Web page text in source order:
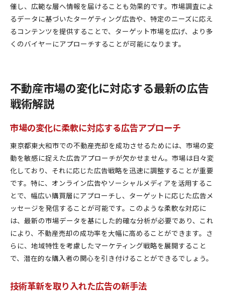
催し、広範な層へ情報を届けることも効果的です。市場調査によ
るデータに基づいたターゲティング広告や、特定のニーズに応え
るコンテンツを提供することで、ターゲット市場を広げ、より多
くのバイヤーにアプローチすることが可能になります。
不動産市場の変化に対応する最新の広告
戦術解説
市場の変化に柔軟に対応する広告アプローチ
東京都東大和市での不動産売却を成功させるためには、市場の変
動を敏感に捉えた広告アプローチが欠かせません。市場は日々変
化しており、それに応じた広告戦略を迅速に調整することが重要
です。特に、オンライン広告やソーシャルメディアを活用するこ
とで、幅広い購買層にアプローチし、ターゲットに応じた広告メ
ッセージを発信することが可能です。このような柔軟な対応に
は、最新の市場データを基にした的確な分析が必要であり、これ
により、不動産売却の成功率を大幅に高めることができます。さ
らに、地域特性を考慮したマーケティング戦略を展開すること
で、潜在的な購入者の関心を引き付けることができるでしょう。
技術革新を取り入れた広告の新手法